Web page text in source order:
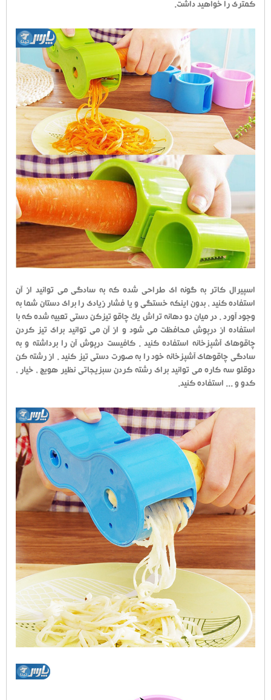
کمتری را خواهید داشت.
اسپیرال کاتر به گونه ای طراحی شده که به سادگی می توانید از آن
استفاده کنید ، بدون اینکه خستگی و یا فشار زیادی را برای دستان شما به
وجود آورد . در میان دو دهانه تراش یک چاقو تیزکن دستی تعبیه شده که با
استفاده از درپوش محافظت می شود و از آن می توانید برای تیز کردن
چاقوهای آشپزخانه استفاده کنید . کافیست درپوش آن را برداشته و به
سادگی چاقوهای آشپزخانه خود را به صورت دستی تیز کنید . از رشته کن
دوقلو سه کاره می توانید برای رشته کردن سبزیجاتی نظیر هویج ، خیار ،
کدو و ... استفاده کنید.